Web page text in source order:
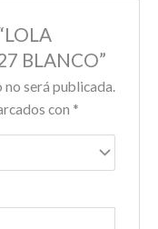
BLANCO”
será publicada.
con *